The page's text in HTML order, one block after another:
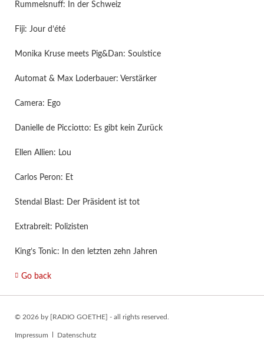
Rummelsnuff: In der Schweiz
Fiji: Jour d’été
Monika Kruse meets Pig&Dan: Soulstice
Automat & Max Loderbauer: Verstärker
Camera: Ego
Danielle de Picciotto: Es gibt kein Zurück
Ellen Allien: Lou
Carlos Peron: Et
Stendal Blast: Der Präsident ist tot
Extrabreit: Polizisten
King’s Tonic: In den letzten zehn Jahren
Go back
© 2026 by [RADIO GOETHE] - all rights reserved.
Skip
Impressum Datenschutz